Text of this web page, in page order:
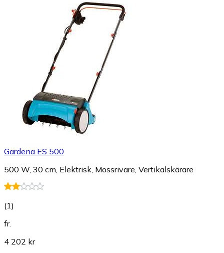
Gardena ES 500
500 W, 30 cm, Elektrisk, Mossrivare, Vertikalskärare
(1)
fr.
4 202 kr